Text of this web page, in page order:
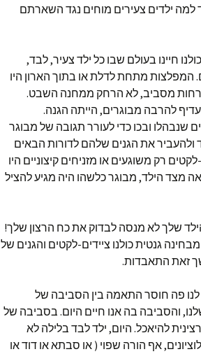
למה ילדים צעירים מוחים נגד השארתם
לקטים. כולנו חיינו בעולם שבו כל ילד צעיר, לבד,
המפלצות מתחת לדלת או בתוך הארון היו
מסביב, לא הרחק ממחנה השבט.
להרבה מבוגרים, הייתה הגנה.
שנבהלו ובכו כדי לעורר תגובה של מבוגר
ולהעביר את הגנים שלהם לדורות הבאים
רק משוגעים או מזניחים קיצוניים היו
מצד הילד, מבוגר כלשהו היה מגיע להציל
שלך לא מנסה לבדוק את כח הרצון שלך!
גנטית כולנו ציידים-לקטים והגנים של
זאת התאבדות.
לנו פה חוסר התאמה בין הסביבה של
והסביבה בה אנו חיים היום. בסביבה של
להיאכל. היום, ילד לבד בלילה לא
אף הורה שפוי ( או סבתא או דוד או